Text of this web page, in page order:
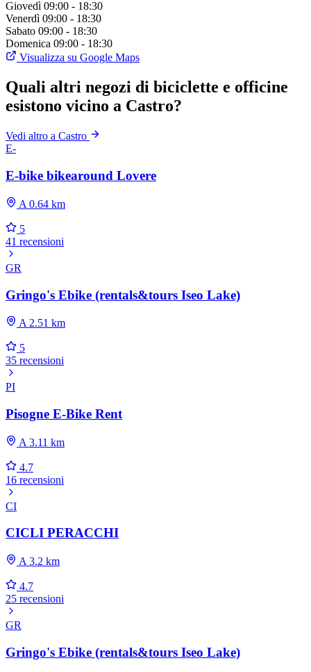
Giovedì 09:00 - 18:30
Venerdì 09:00 - 18:30
Sabato 09:00 - 18:30
Domenica 09:00 - 18:30
Visualizza su Google Maps
Quali altri negozi di biciclette e officine
esistono vicino a Castro?
Vedi altro a Castro
E-
E-bike bikearound Lovere
A 0.64 km
5
41 recensioni
GR
Gringo's Ebike (rentals&tours Iseo Lake)
A 2.51 km
5
35 recensioni
PI
Pisogne E-Bike Rent
A 3.11 km
4.7
16 recensioni
CI
CICLI PERACCHI
A 3.2 km
4.7
25 recensioni
GR
Gringo's Ebike (rentals&tours Iseo Lake)